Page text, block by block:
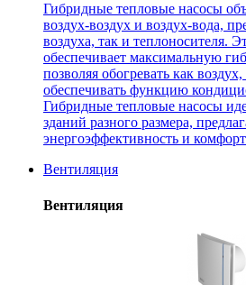
Гибридные тепловые насосы
воздух-воздух и воздух-вода,
воздуха, так и теплоносителя.
обеспечивает максимальную
позволяя обогревать как
обеспечивать функцию
Гибридные тепловые насосы
зданий разного размера,
энергоэффективность и
Вентиляция
Вентиляция